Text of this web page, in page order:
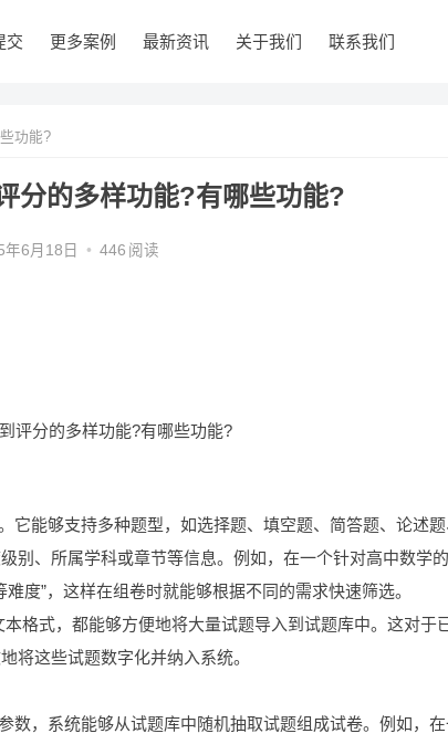
交 更多案例 最新资讯 关于我们 联系我们
功能?
分的多样功能?有哪些功能?
年6月18日 • 446 阅读
能够支持多种题型，如选择题、填空题、简答题、论述题
别、所属学科或章节等信息。例如，在一个针对高中数学
度”，这样在组卷时就能够根据不同的需求快速筛选。
格式，都能够方便地将大量试题导入到试题库中。这对于
将这些试题数字化并纳入系统。
数，系统能够从试题库中随机抽取试题组成试卷。例如，